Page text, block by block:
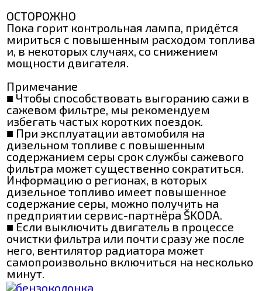
ОСТОРОЖНО
Пока горит контрольная лампа, придётся
мириться с повышенным расходом топлива
и, в некоторых случаях, со снижением
мощности двигателя.
Примечание
■ Чтобы способствовать выгоранию сажи в
сажевом фильтре, мы рекомендуем
избегать частых коротких поездок.
■ При эксплуатации автомобиля на
дизельном топливе с повышенным
содержанием серы срок службы сажевого
фильтра может существенно сократиться.
Информацию о регионах, в которых
дизельное топливо имеет повышенное
содержание серы, можно получить на
предприятии сервис-партнёра ŠKODA.
■ Если выключить двигатель в процессе
очистки фильтра или почти сразу же после
него, вентилятор радиатора может
самопроизвольно включиться на несколько
минут.